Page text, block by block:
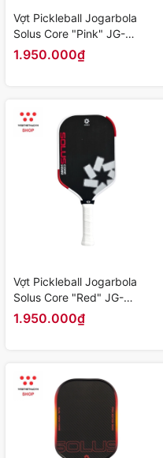
Vợt Pickleball Jogarbola
Solus Core "Pink" JG-
SolusC-04 - Hàng Chính
1.950.000₫
Vợt Pickleball Jogarbola
Solus Core "Red" JG-
SolusC-02 - Hàng Chính
1.950.000₫